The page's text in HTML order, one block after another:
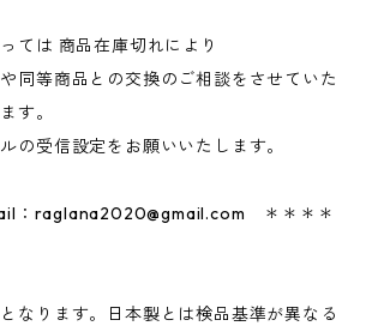
ては 商品在庫切れにより
同等商品との交換のご相談をさせていた
す。
の受信設定をお願いいたします。
： raglana2020@gmail.com ＊＊＊＊
なります。日本製とは検品基準が異なる